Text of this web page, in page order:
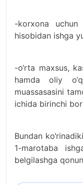
-korxona
hisobidan ishga
-o‘rta maxsus,
hamda oliy
muassasasini
ichida birinchi
Bundan
1-marotaba
belgilashga